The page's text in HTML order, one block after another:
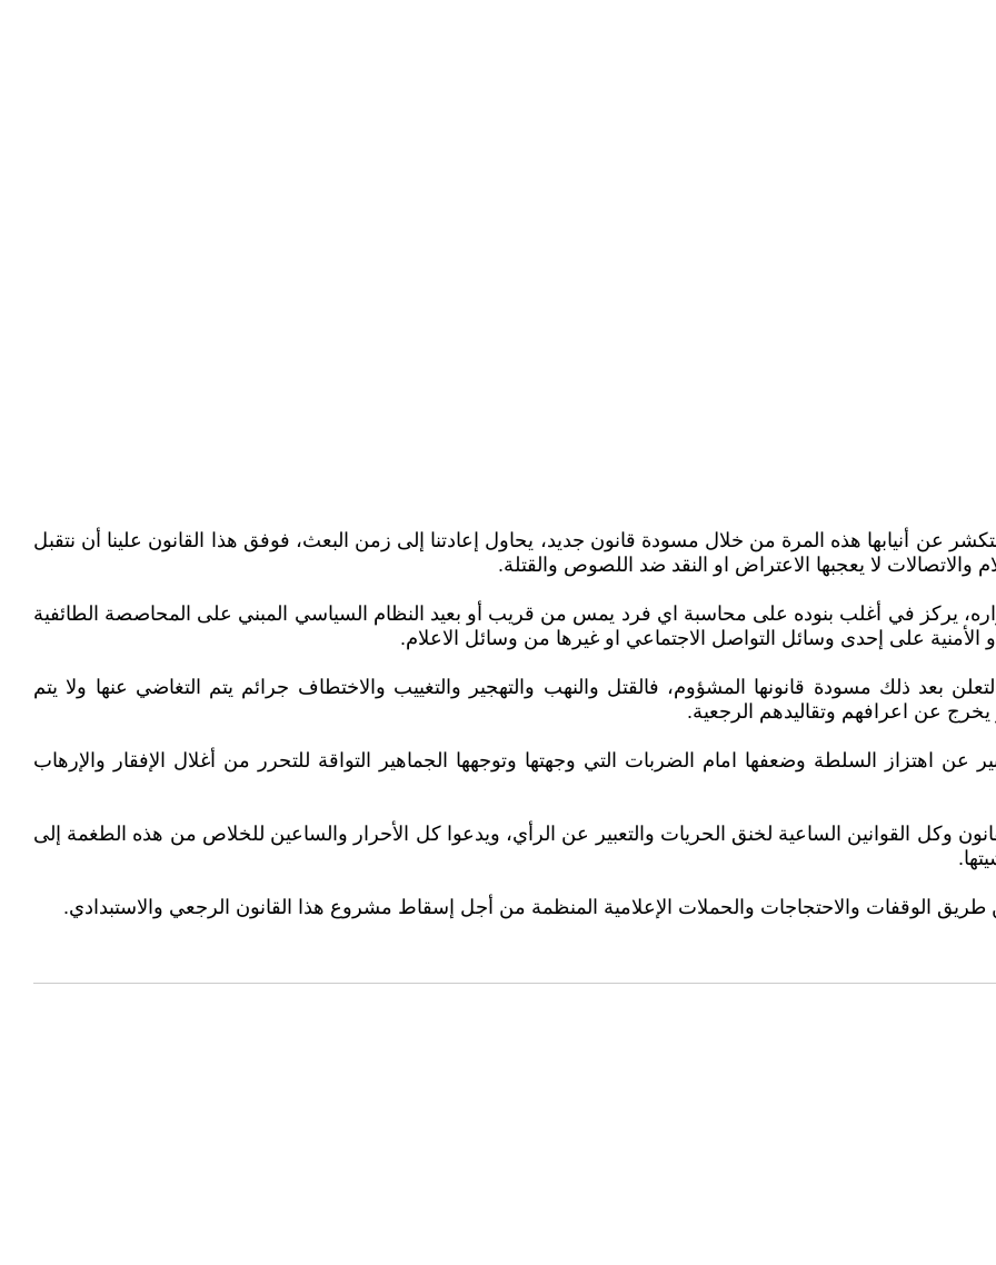
عن أنيابها هذه المرة من خلال مسودة قانون جديد، يحاول إعادتنا إلى زمن البعث، فوفق هذا القانون علينا أن نتقبل
والاتصالات لا يعجبها الاعتراض او النقد ضد اللصوص والقتلة.
يركز في أغلب بنوده على محاسبة اي فرد يمس من قريب أو بعيد النظام السياسي المبني على المحاصصة الطائفية
الأمنية على إحدى وسائل التواصل الاجتماعي او غيرها من وسائل الاعلام.
بعد ذلك مسودة قانونها المشؤوم، فالقتل والنهب والتهجير والتغييب والاختطاف جرائم يتم التغاضي عنها ولا يتم
عن اعرافهم وتقاليدهم الرجعية.
عن اهتزاز السلطة وضعفها امام الضربات التي وجهتها وتوجهها الجماهير التواقة للتحرر من أغلال الإفقار والإرهاب
وكل القوانين الساعية لخنق الحريات والتعبير عن الرأي، ويدعوا كل الأحرار والساعين للخلاص من هذه الطغمة إلى
طريق الوقفات والاحتجاجات والحملات الإعلامية المنظمة من أجل إسقاط مشروع هذا القانون الرجعي والاستبدادي.